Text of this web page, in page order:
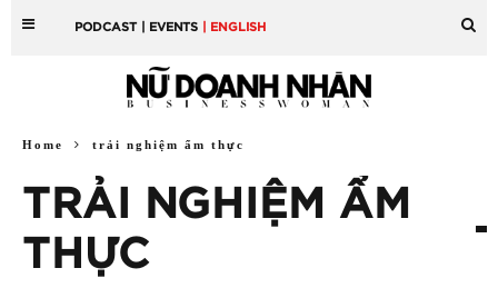
PODCAST | EVENTS | ENGLISH
Home trải nghiệm ẩm thực
TRẢI NGHIỆM ẨM
THỰC